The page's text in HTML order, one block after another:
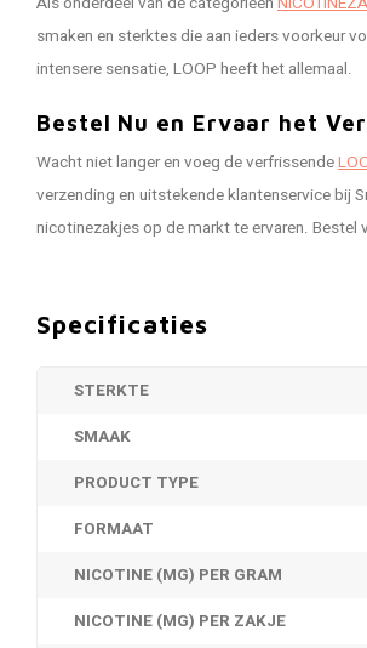
smaken en sterktes die aan ieders voorkeur
intensere sensatie, LOOP heeft het allemaal.
Bestel Nu en Ervaar het
Wacht niet langer en voeg de verfrissende
verzending en uitstekende klantenservice bij
nicotinezakjes op de markt te ervaren. Bestel
Specificaties
STERKTE
SMAAK
PRODUCT TYPE
FORMAAT
NICOTINE (MG) PER GRAM
NICOTINE (MG) PER ZAKJE